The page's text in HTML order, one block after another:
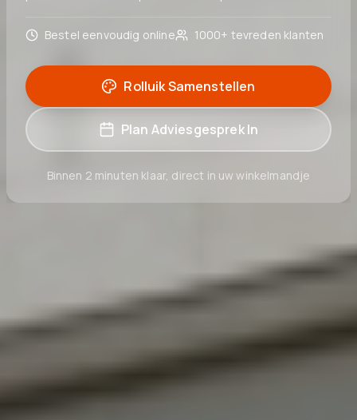
Bestel eenvoudig online 1000+ tevreden klanten
Rolluik Samenstellen
Plan Adviesgesprek In
Binnen 2 minuten klaar, direct in uw winkelmandje